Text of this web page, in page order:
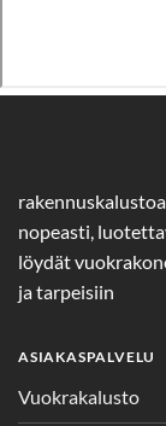
nopeasti,
löydät
ja tarpeisiin
ASIAKASPALVELU
Vuokrakalusto